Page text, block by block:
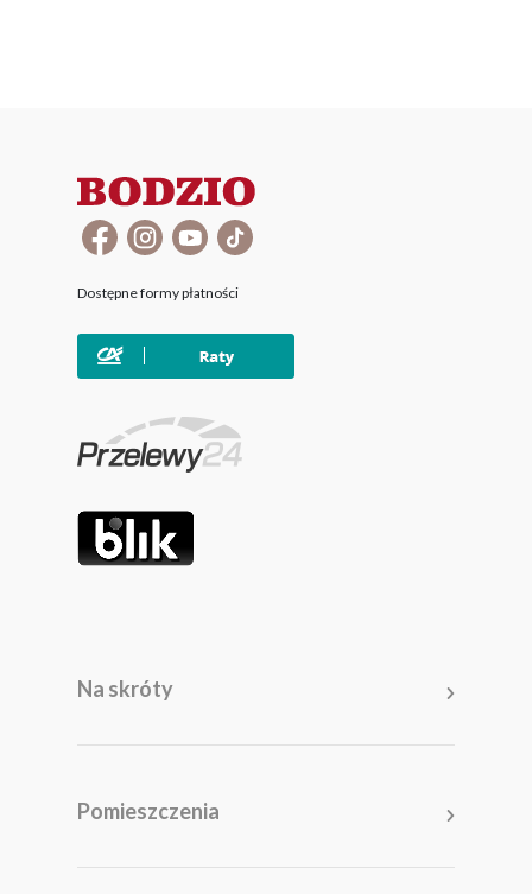
Dostępne formy płatności
Na skróty
Pomieszczenia
Pomieszczenia